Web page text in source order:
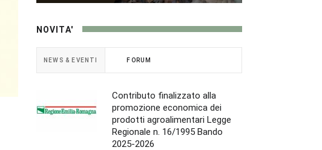
NOVITA'
NEWS & EVENTI FORUM
Contributo finalizzato alla
promozione economica dei
prodotti agroalimentari Legge
Regionale n. 16/1995 Bando
2025-2026